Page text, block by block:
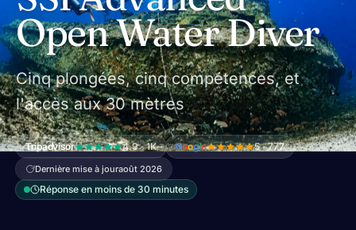
Open Water Diver
Cinq plongées, cinq compétences, et
l'accès aux 30 mètres
Tripadvisor 4.9 · 1K Google 5 · 777
Dernière mise à jouraoût 2026
Réponse en moins de 30 minutes